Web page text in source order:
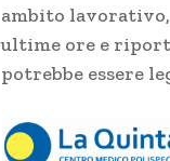
ambito
ultime ore e
potrebbe essere